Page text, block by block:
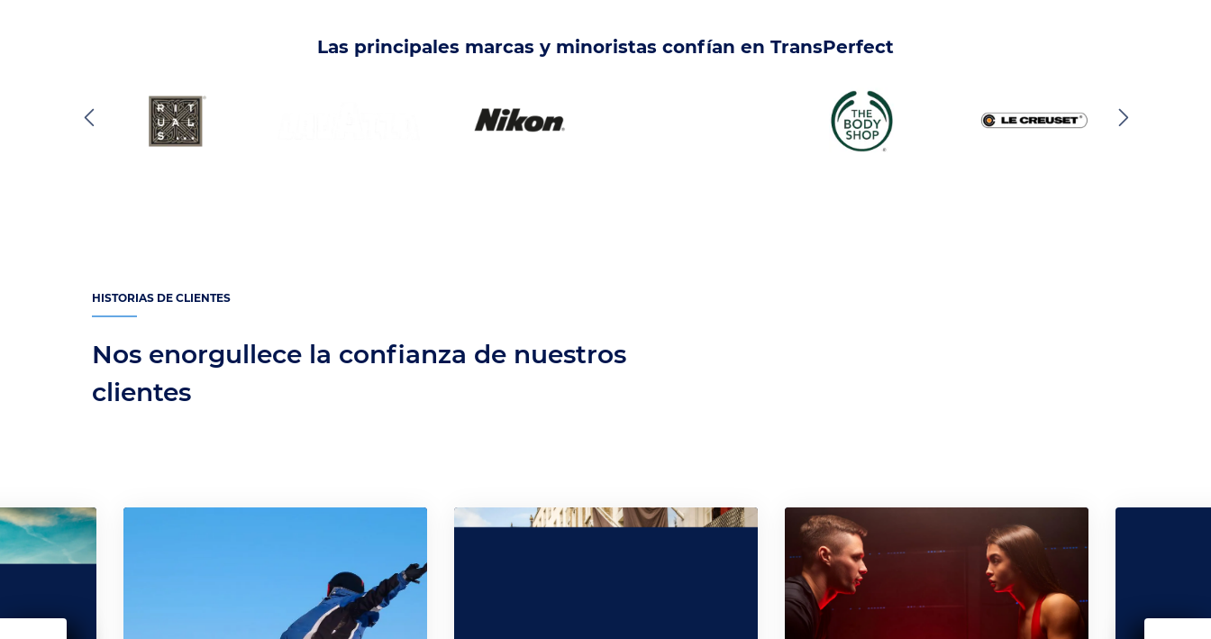
Las principales marcas y minoristas confían en TransPerfect
HISTORIAS DE CLIENTES
Nos enorgullece la confianza de nuestros
clientes